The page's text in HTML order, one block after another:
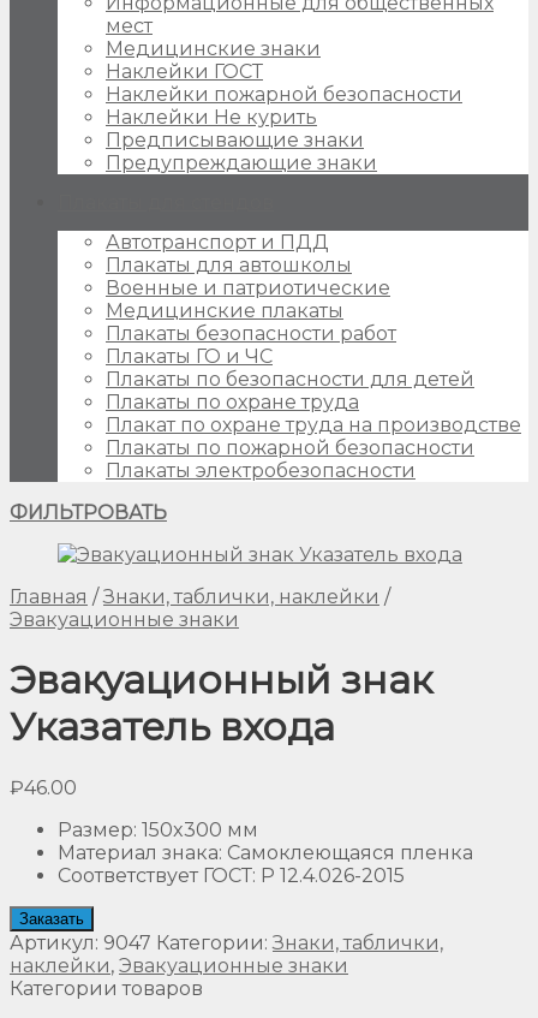
мест
Медицинские знаки
Наклейки ГОСТ
Наклейки пожарной безопасности
Наклейки Не курить
Предписывающие знаки
Предупреждающие знаки
Автотранспорт и ПДД
Плакаты для автошколы
Военные и патриотические
Медицинские плакаты
Плакаты безопасности работ
Плакаты ГО и ЧС
Плакаты по безопасности для детей
Плакаты по охране труда
Плакат по охране труда на производстве
Плакаты по пожарной безопасности
Плакаты электробезопасности
ФИЛЬТРОВАТЬ
Главная / Знаки, таблички, наклейки /
Эвакуационные знаки
Эвакуационный знак
Указатель входа
₽46.00
Размер: 150x300 мм
Материал знака: Самоклеющаяся пленка
Соответствует ГОСТ: Р 12.4.026-2015
Заказать
Артикул: 9047 Категории:Знаки, таблички,
наклейки, Эвакуационные знаки
Категории товаров